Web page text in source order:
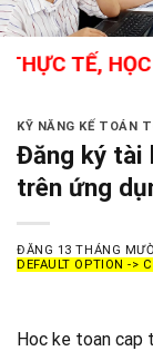
HỌC
KỸ NĂNG KẾ TOÁN
Đăng ký tài
trên ứng
ĐĂNG 13 THÁNG
DEFAULT OPTION ->
Hoc ke toan cap